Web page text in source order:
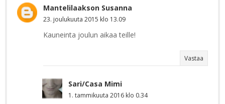
Mantelilaakson Susanna
23. joulukuuta 2015 klo 13.09
Kauneinta joulun aikaa teille!
Vastaa
Sari/Casa Mimi
1. tammikuuta 2016 klo 0.34